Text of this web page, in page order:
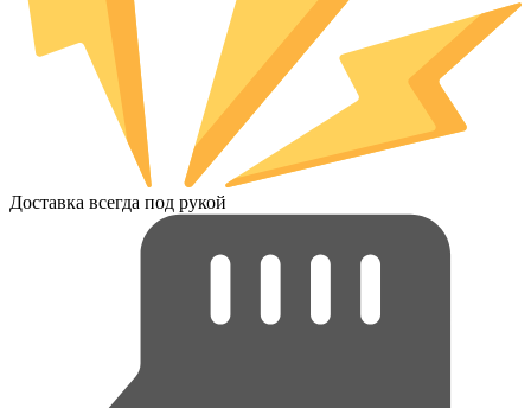
Доставка всегда под рукой